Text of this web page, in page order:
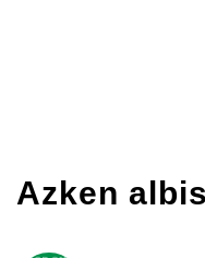
Azken